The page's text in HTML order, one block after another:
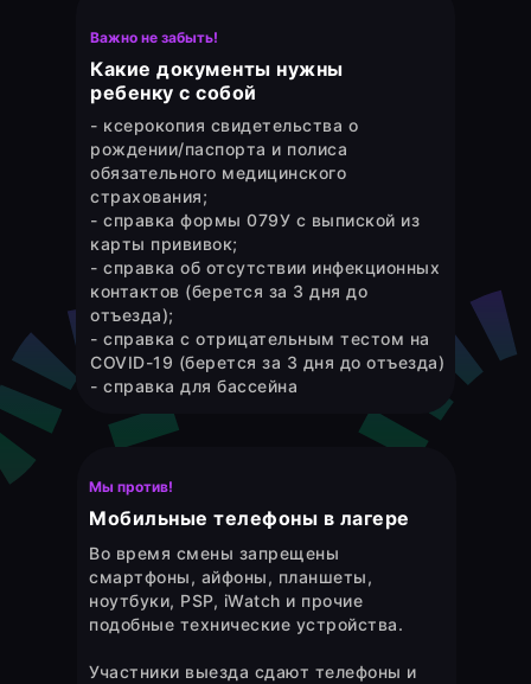
Какие документы нужны
ребенку с собой
- ксерокопия свидетельства о
рождении/паспорта и полиса
обязательного медицинского
страхования;
- справка формы 079У с выпиской из
карты прививок;
- справка об отсутствии инфекционных
контактов (берется за 3 дня до
отъезда);
- справка с отрицательным тестом на
COVID-19 (берется за 3 дня до отъезда)
- справка для бассейна
Важно не забыть!
Мобильные телефоны в лагере
Во время смены запрещены
смартфоны, айфоны, планшеты,
ноутбуки, PSP, iWatch и прочие
подобные технические устройства.
Участники выезда сдают телефоны и
Мы против!